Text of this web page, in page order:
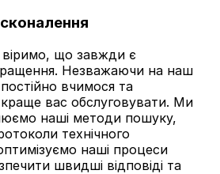
що завжди є
Незважаючи на наш
вчимося та
вас обслуговувати. Ми
наші методи пошуку,
технічного
наші процеси
швидші відповіді та